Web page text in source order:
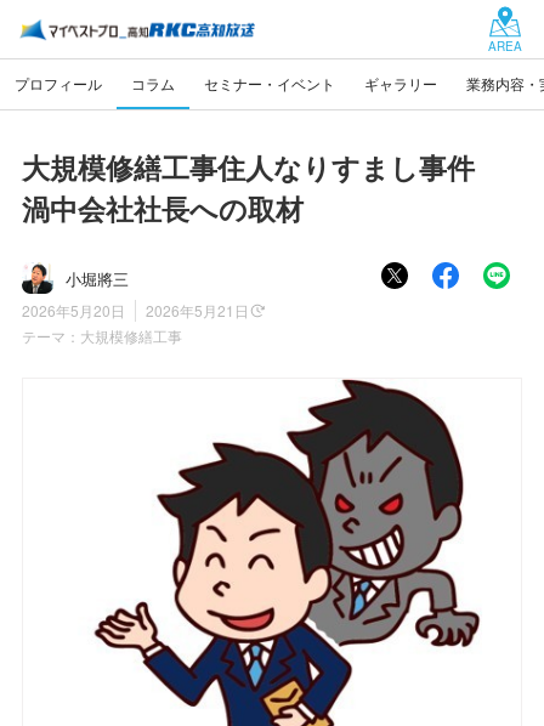
AREA
プロフィール コラム セミナー・イベント ギャラリー 業務内容・
大規模修繕工事住人なりすまし事件
渦中会社社長への取材
小堀將三
2026年5月20日
2026年5月21日
テーマ： 大規模修繕工事